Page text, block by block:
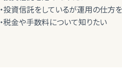
・投資信託をしているが運用の仕方
・税金や手数料について知りたい